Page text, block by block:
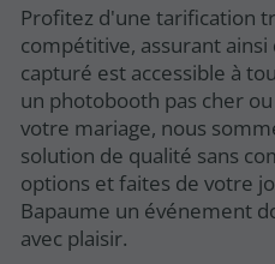
Profitez d'une tarification
compétitive, assurant
capturé est accessible à
un photobooth pas cher ou
votre mariage, nous
solution de qualité sans
options et faites de votre
Bapaume un événement
avec plaisir.